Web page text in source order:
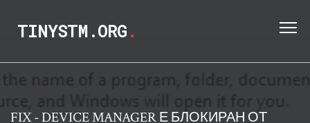
TINYSTM.ORG.
FIX - DEVICE MANAGER Е БЛОКИРАН ОТ